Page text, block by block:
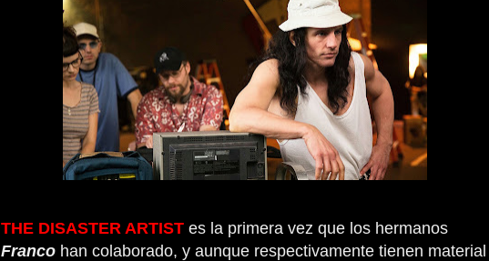
THE DISASTER ARTIST es la primera vez que los hermanos
Franco han colaborado, y aunque respectivamente tienen material